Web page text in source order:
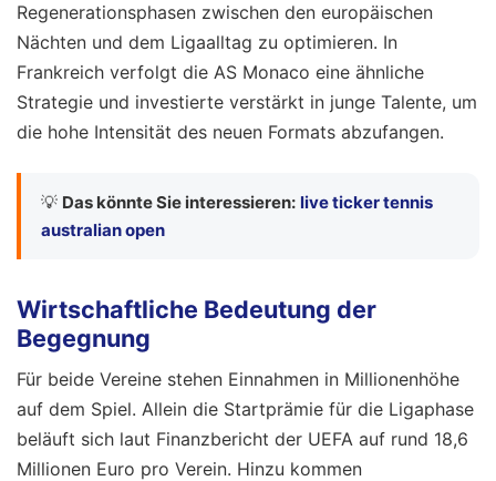
Regenerationsphasen zwischen den europäischen
Nächten und dem Ligaalltag zu optimieren. In
Frankreich verfolgt die AS Monaco eine ähnliche
Strategie und investierte verstärkt in junge Talente, um
die hohe Intensität des neuen Formats abzufangen.
💡 Das könnte Sie interessieren: live ticker tennis
australian open
Wirtschaftliche Bedeutung der
Begegnung
Für beide Vereine stehen Einnahmen in Millionenhöhe
auf dem Spiel. Allein die Startprämie für die Ligaphase
beläuft sich laut Finanzbericht der UEFA auf rund 18,6
Millionen Euro pro Verein. Hinzu kommen